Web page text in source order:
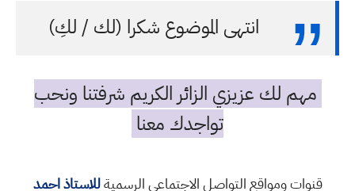
انتهى الموضوع شكرا (لك / لكِ)
مهم لك عزيزي الزائر الكريم شرفتنا ونحب
تواجدك معنا
قنوات ومواقع التواصل الاجتماعي الرسميةللاستاذ احمد